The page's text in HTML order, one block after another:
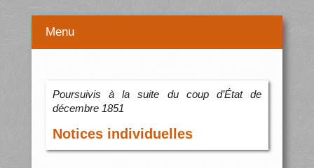
Menu
Poursuivis à la suite du coup d’État de
décembre 1851
Notices individuelles